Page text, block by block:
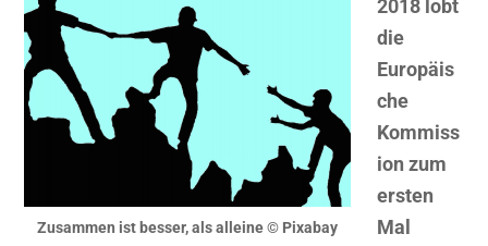
Zusammen ist besser, als alleine © Pixabay
2018 lobt
die
Europäis
che
Kommiss
ion zum
ersten
Mal